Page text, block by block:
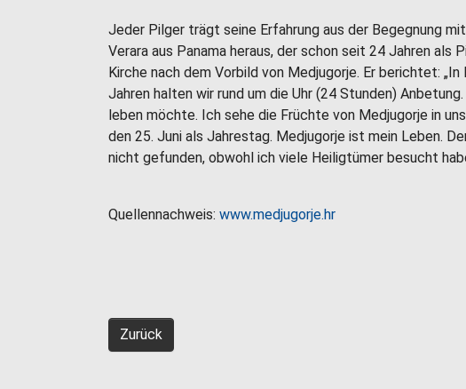
Jeder Pilger trägt seine Erfahrung aus der Begegnung
Verara aus Panama heraus, der schon seit 24 Jahren als
Kirche nach dem Vorbild von Medjugorje. Er berichtet:
Jahren halten wir rund um die Uhr (24 Stunden)
leben möchte. Ich sehe die Früchte von Medjugorje in
den 25. Juni als Jahrestag. Medjugorje ist mein Leben.
nicht gefunden, obwohl ich viele Heiligtümer besucht
Quellennachweis: www.medjugorje.hr
Zurück